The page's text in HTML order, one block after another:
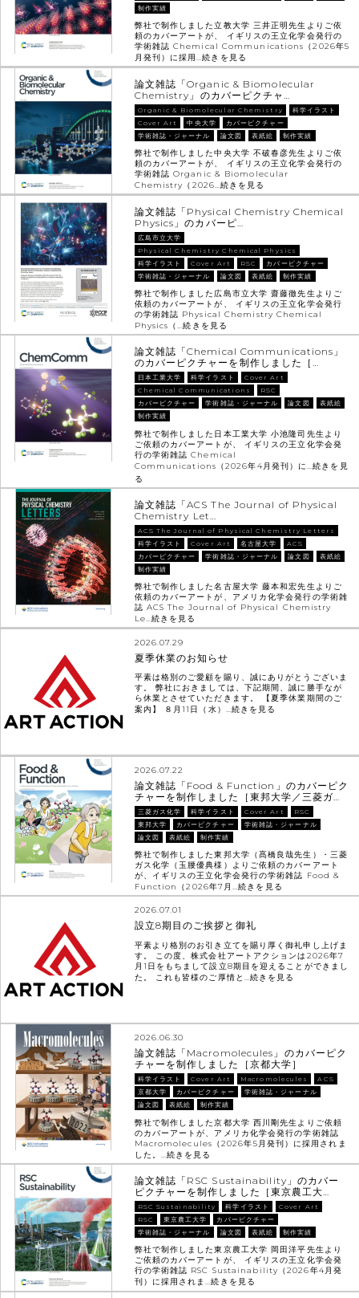
制作実績
弊社で制作しました立教大学 三井正明先生よりご依
頼のカバーアートが、 イギリスの王立化学会発行の
学術雑誌 Chemical Communications（2026年5
月発刊）に採用…続きを見る
論文雑誌「Organic & Biomolecular
Chemistry」のカバーピクチャ…
Organic & Biomolecular Chemistry
科学イラスト
Cover Art
中央大学
カバーピクチャー
学術雑誌・ジャーナル
論文図 表紙絵 制作実績
弊社で制作しました中央大学 不破春彦先生よりご依
頼のカバーアートが、 イギリスの王立化学会発行の
学術雑誌 Organic & Biomolecular
Chemistry（2026…続きを見る
論文雑誌「Physical Chemistry Chemical
Physics」のカバーピ…
広島市立大学
Physical Chemistry Chemical Physics
科学イラスト
Cover Art RSC
カバーピクチャー
学術雑誌・ジャーナル
論文図 表紙絵 制作実績
弊社で制作しました広島市立大学 齋藤徹先生よりご
依頼のカバーアートが、 イギリスの王立化学会発行
の学術雑誌 Physical Chemistry Chemical
Physics（…続きを見る
論文雑誌「Chemical Communications」
のカバーピクチャーを制作しました［…
日本工業大学 科学イラスト
Cover Art
Chemical Communications
RSC
カバーピクチャー
学術雑誌・ジャーナル 論文図
表紙絵
制作実績
弊社で制作しました日本工業大学 小池隆司先生より
ご依頼のカバーアートが、 イギリスの王立化学会発
行の学術雑誌 Chemical
Communications（2026年4月発刊）に…続きを見
る
論文雑誌「ACS The Journal of Physical
Chemistry Let…
ACS The Journal of Physical Chemistry Letters
科学イラスト
Cover Art 名古屋大学
ACS
カバーピクチャー
学術雑誌・ジャーナル 論文図
表紙絵
制作実績
弊社で制作しました名古屋大学 藤本和宏先生よりご
依頼のカバーアートが、アメリカ化学会発行の学術雑
誌 ACS The Journal of Physical Chemistry
Le…続きを見る
2026.07.29
夏季休業のお知らせ
平素は格別のご愛顧を賜り、誠にありがとうございま
す。 弊社におきましては、下記期間、誠に勝手なが
ら休業とさせていただきます。 【夏季休業期間のご
案内】 ８月11日（水）…続きを見る
2026.07.22
論文雑誌「Food & Function」のカバーピク
チャーを制作しました［東邦大学／三菱ガ…
三菱ガス化学 科学イラスト Cover Art
RSC
東邦大学
カバーピクチャー
学術雑誌・ジャーナル
論文図
表紙絵 制作実績
弊社で制作しました東邦大学（髙橋良哉先生）・三菱
ガス化学（玉腰優典様）よりご依頼のカバーアート
が、イギリスの王立化学会発行の学術雑誌 Food &
Function（2026年7月…続きを見る
2026.07.01
設立8期目のご挨拶と御礼
平素より格別のお引き立てを賜り厚く御礼申し上げま
す。 この度、株式会社アートアクションは2026年7
月1日をもちまして設立8期目を迎えることができまし
た。 これも皆様のご厚情と… 続きを見る
2026.06.30
論文雑誌「Macromolecules」のカバーピク
チャーを制作しました［京都大学］
科学イラスト Cover Art Macromolecules
ACS
京都大学
カバーピクチャー
学術雑誌・ジャーナル
論文図
表紙絵 制作実績
弊社で制作しました京都大学 西川剛先生よりご依頼
のカバーアートが、アメリカ化学会発行の学術雑誌
Macromolecules（2026年5月発刊）に採用されま
した。… 続きを見る
論文雑誌「RSC Sustainability」のカバー
ピクチャーを制作しました［東京農工大…
RSC Sustainability 科学イラスト
Cover Art
RSC
東京農工大学
カバーピクチャー
学術雑誌・ジャーナル
論文図 表紙絵 制作実績
弊社で制作しました東京農工大学 岡田洋平先生より
ご依頼のカバーアートが、 イギリスの王立化学会発
行の学術雑誌 RSC Sustainability（2026年4月発
刊）に採用されま…続きを見る